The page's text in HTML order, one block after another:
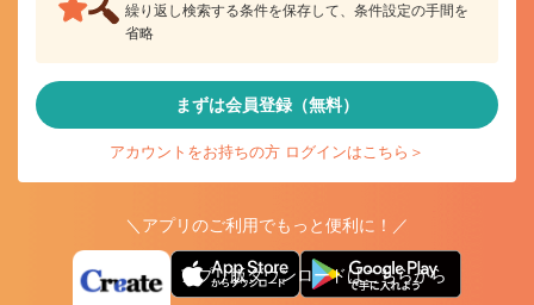
繰り返し検索する条件を保存して、条件設定の手間を
省略
まずは会員登録（無料）
アカウントをお持ちの方 ログインはこちら＞
＼アプリのご利用でもっと便利に！／
アプリ版ダウンロードはこちらから